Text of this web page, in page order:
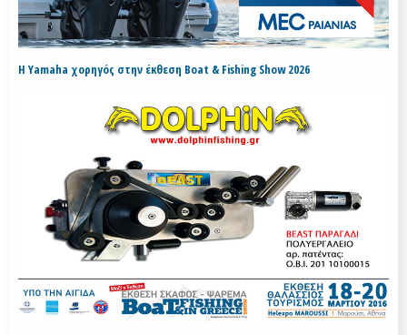
H Yamaha χορηγός στην έκθεση Boat & Fishing Show 2026